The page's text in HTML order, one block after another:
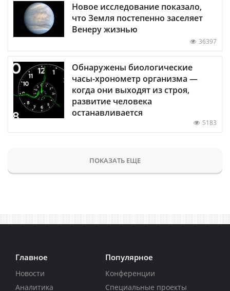
Новое исследование показало,
что Земля постепенно заселяет
Венеру жизнью
36397
Обнаружены биологические
часы-хронометр организма —
когда они выходят из строя,
развитие человека
останавливается
5183
ПОКАЗАТЬ ЕЩЕ
Главное
Новости
Аналитика
Популярное
Конференции
Специальные проекты